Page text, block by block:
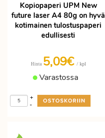
Kopiopaperi UPM New
future laser A4 80g on hyvä
kotimainen tulostuspaperi
edullisesti
Hinta 5,09€ / kpl
Varastossa
-
+